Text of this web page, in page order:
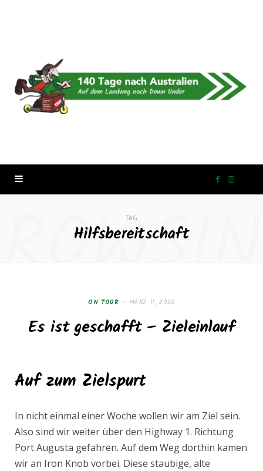
F
o
I
g
m
TAG
Hilfsbereitschaft
ON TOUR MÄRZ 11, 2020
Es ist geschafft – Zieleinlauf
Auf zum Zielspurt
In nicht einmal einer Woche wollen wir am Ziel sein.
Also sind wir weiter über den Highway 1. Richtung
Port Augusta gefahren. Auf dem Weg dorthin kamen
wir an Iron Knob vorbei. Diese staubige, alte